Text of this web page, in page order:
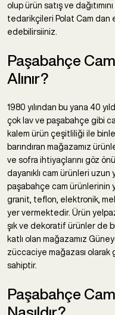
olup ürün satış ve
tedarikçileri Polat Cam dan
edebilirsiiniz.
Paşabahçe
Alınır?
1980 yılından bu yana 40
çok lav ve paşabahçe gibi
kalem ürün çeşitliliği ile
barındıran mağazamız
ve sofra ihtiyaçlarını göz
dayanıklı cam ürünleri uzun
paşabahçe cam ürünlerinin
granit, teflon, elektronik,
yer vermektedir. Ürün
şık ve dekoratif ürünler de
katlı olan mağazamız
züccaciye mağazası olarak
sahiptir.
Paşabahçe
Nasıldır?